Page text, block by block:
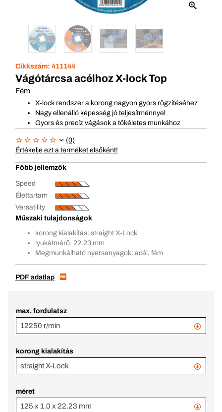
Cikkszám: 411144
Vágótárcsa acélhoz X-lock Top
Fém
X-lock rendszer a korong nagyon gyors rögzítéséhez
Nagy ellenálló képesség jó teljesítménnyel
Gyors és precíz vágások a tökéletes munkához
(0)
Értékelje ezt a terméket elsőként!
Főbb jellemzők
Speed
Élettartam
Versatility
Műszaki tulajdonságok
korong kialakítás: straight X-Lock
lyukátmérő: 22.23 mm
Megmunkálható nyersanyagok: acél, fém
PDF adatlap
max. fordulatsz
12250 r/min
korong kialakítás
straight X-Lock
méret
125 x 1.0 x 22.23 mm